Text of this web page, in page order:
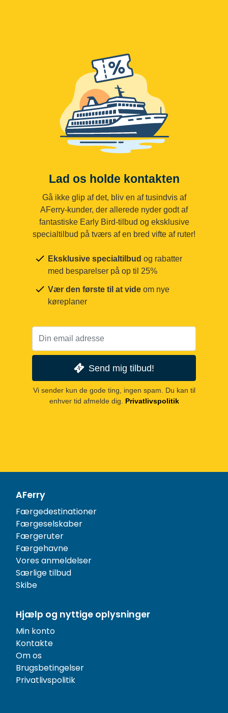
Lad os holde kontakten
Gå ikke glip af det, bliv en af tusindvis af
AFerry-kunder, der allerede nyder godt af
fantastiske Early Bird-tilbud og eksklusive
specialtilbud på tværs af en bred vifte af ruter!
Eksklusive specialtilbud og rabatter
med besparelser på op til 25%
Vær den første til at vide om nye
køreplaner
Send mig tilbud!
Vi sender kun de gode ting, ingen spam. Du kan til
enhver tid afmelde dig. Privatlivspolitik
AFerry
Færgedestinationer
Færgeselskaber
Færgeruter
Færgehavne
Vores anmeldelser
Særlige tilbud
Skibe
Hjælp og nyttige oplysninger
Min konto
Kontakte
Om os
Brugsbetingelser
Privatlivspolitik